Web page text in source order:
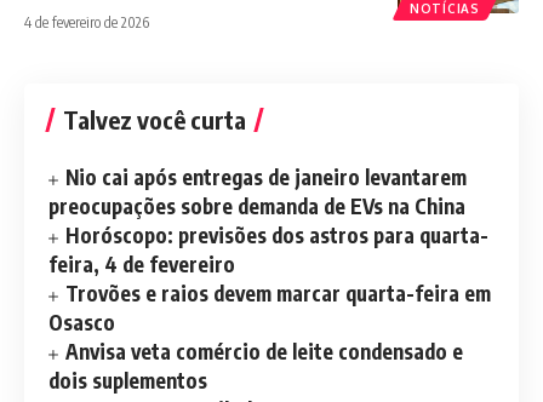
NOTÍCIAS
4 de fevereiro de 2026
Talvez você curta
Nio cai após entregas de janeiro levantarem
preocupações sobre demanda de EVs na China
Horóscopo: previsões dos astros para quarta-
feira, 4 de fevereiro
Trovões e raios devem marcar quarta-feira em
Osasco
Anvisa veta comércio de leite condensado e
dois suplementos